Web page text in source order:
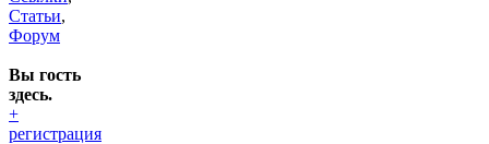
Статьи,
Форум
Вы гость
здесь.
+
регистрация